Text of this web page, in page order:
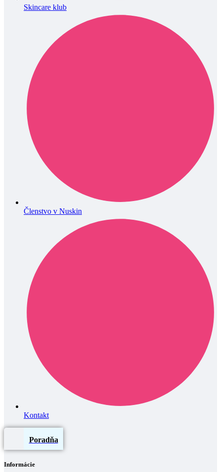
Skincare klub
Členstvo v Nuskin
Kontakt
Poradňa
Informácie